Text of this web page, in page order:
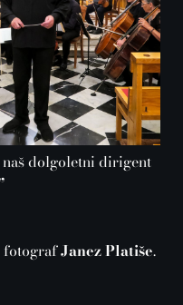
dolgoletni dirigent
fotografJanez Platiše.